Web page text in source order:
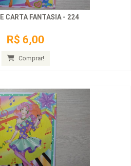
CARTA FANTASIA - 224
R$ 6,00
Comprar!